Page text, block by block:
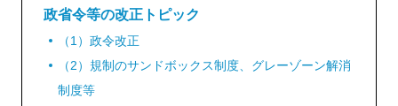
政省令等の改正トピック
（1）政令改正
（2）規制のサンドボックス制度、グレーゾーン解消
制度等